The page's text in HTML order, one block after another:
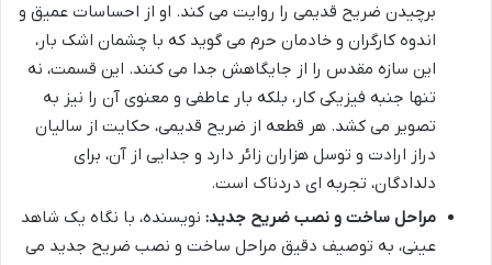
برچیدن ضریح قدیمی را روایت می کند. او از احساسات عمیق و
اندوه کارگران و خادمان حرم می گوید که با چشمان اشک بار،
این سازه مقدس را از جایگاهش جدا می کنند. این قسمت، نه
تنها جنبه فیزیکی کار، بلکه بار عاطفی و معنوی آن را نیز به
تصویر می کشد. هر قطعه از ضریح قدیمی، حکایت از سالیان
دراز ارادت و توسل هزاران زائر دارد و جدایی از آن، برای
دلدادگان، تجربه ای دردناک است.
مراحل ساخت و نصب ضریح جدید: نویسنده، با نگاه یک شاهد
عینی، به توصیف دقیق مراحل ساخت و نصب ضریح جدید می